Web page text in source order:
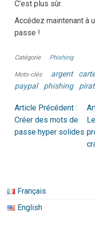
C’est plus sûr.
Accédez maintenant à
passe !
Catégorie Phishing
Mots-clés argent
paypal
phishing
Article Précédent :
Créer des mots de
passe hyper solides
Français
English